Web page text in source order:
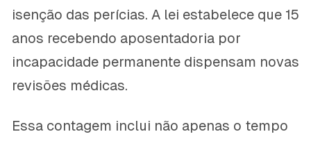
isenção das perícias. A lei estabelece que 15
anos recebendo aposentadoria por
incapacidade permanente dispensam novas
revisões médicas.
Essa contagem inclui não apenas o tempo